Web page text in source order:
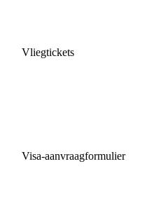
Vliegtickets
Visa-aanvraagformulier